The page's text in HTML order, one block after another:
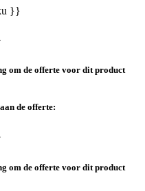
}}
om de offerte voor dit product
de offerte:
om de offerte voor dit product